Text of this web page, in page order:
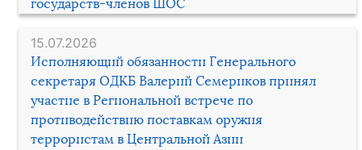
государств-членов ШОС
15.07.2026
Исполняющий обязанности Генерального
секретаря ОДКБ Валерий Семериков принял
участие в Региональной встрече по
противодействию поставкам оружия
террористам в Центральной Азии